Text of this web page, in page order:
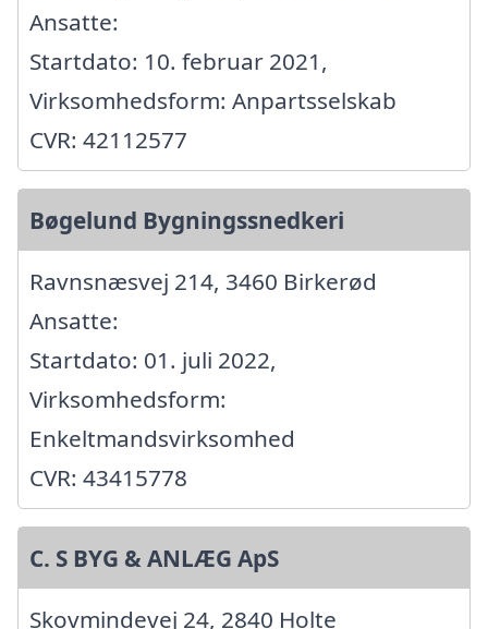
Ansatte:
Startdato: 10. februar 2021,
Virksomhedsform: Anpartsselskab
CVR: 42112577
Bøgelund Bygningssnedkeri
Ravnsnæsvej 214, 3460 Birkerød
Ansatte:
Startdato: 01. juli 2022,
Virksomhedsform:
Enkeltmandsvirksomhed
CVR: 43415778
C. S BYG & ANLÆG ApS
Skovmindevej 24, 2840 Holte